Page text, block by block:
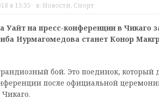
в 15:35 в: Новости, Спорт
Уайт на пресс-конференции в Чикаго
Нурмагомедова станет Конор
бой. Это поединок, который
после официальной